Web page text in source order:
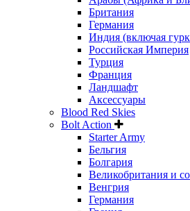
Британия
Германия
Индия (включая
Российская Империя
Турция
Франция
Ландшафт
Аксессуары
Blood Red Skies
Bolt Action
Starter Army
Бельгия
Болгария
Великобритания и
Венгрия
Германия